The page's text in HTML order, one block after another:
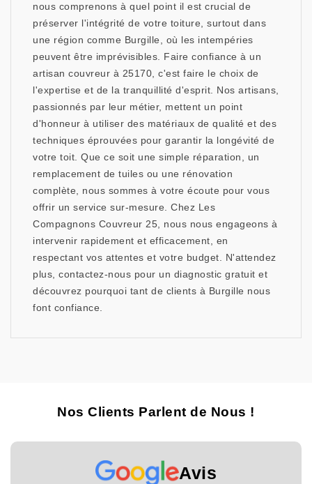
nous comprenons à quel point il est crucial de
préserver l'intégrité de votre toiture, surtout dans
une région comme Burgille, où les intempéries
peuvent être imprévisibles. Faire confiance à un
artisan couvreur à 25170, c'est faire le choix de
l'expertise et de la tranquillité d'esprit. Nos artisans,
passionnés par leur métier, mettent un point
d'honneur à utiliser des matériaux de qualité et des
techniques éprouvées pour garantir la longévité de
votre toit. Que ce soit une simple réparation, un
remplacement de tuiles ou une rénovation
complète, nous sommes à votre écoute pour vous
offrir un service sur-mesure. Chez Les
Compagnons Couvreur 25, nous nous engageons à
intervenir rapidement et efficacement, en
respectant vos attentes et votre budget. N'attendez
plus, contactez-nous pour un diagnostic gratuit et
découvrez pourquoi tant de clients à Burgille nous
font confiance.
Nos Clients Parlent de Nous !
Avis